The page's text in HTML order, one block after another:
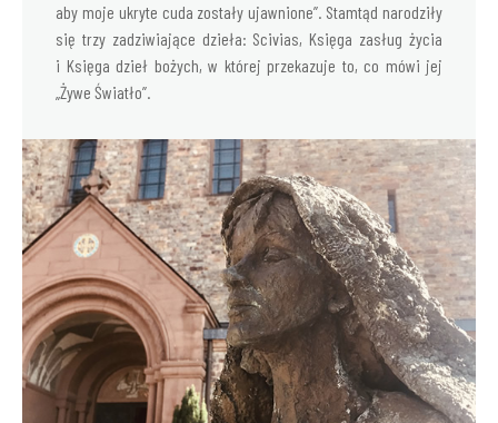
aby moje ukryte cuda zostały ujawnione”. Stamtąd narodziły
się trzy zadziwiające dzieła: Scivias, Księga zasług życia
i Księga dzieł bożych, w której przekazuje to, co mówi jej
„Żywe Światło”.